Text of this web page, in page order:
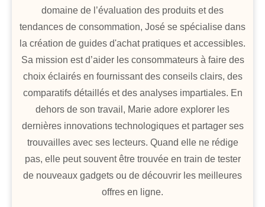
domaine de l’évaluation des produits et des
tendances de consommation, José se spécialise dans
la création de guides d'achat pratiques et accessibles.
Sa mission est d’aider les consommateurs à faire des
choix éclairés en fournissant des conseils clairs, des
comparatifs détaillés et des analyses impartiales. En
dehors de son travail, Marie adore explorer les
dernières innovations technologiques et partager ses
trouvailles avec ses lecteurs. Quand elle ne rédige
pas, elle peut souvent être trouvée en train de tester
de nouveaux gadgets ou de découvrir les meilleures
offres en ligne.